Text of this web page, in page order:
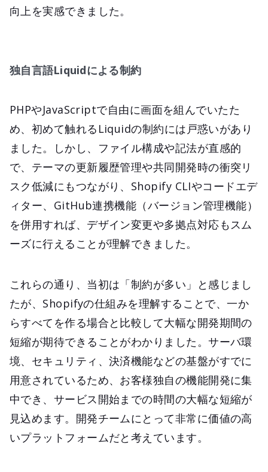
向上を実感できました。
独自言語Liquidによる制約
PHPやJavaScriptで自由に画面を組んでいたた
め、初めて触れるLiquidの制約には戸惑いがあり
ました。しかし、ファイル構成や記法が直感的
で、テーマの更新履歴管理や共同開発時の衝突リ
スク低減にもつながり、Shopify CLIやコードエデ
ィター、GitHub連携機能（バージョン管理機能）
を併用すれば、デザイン変更や多拠点対応もスム
ーズに行えることが理解できました。
これらの通り、当初は「制約が多い」と感じまし
たが、Shopifyの仕組みを理解することで、一か
らすべてを作る場合と比較して大幅な開発期間の
短縮が期待できることがわかりました。サーバ環
境、セキュリティ、決済機能などの基盤がすでに
用意されているため、お客様独自の機能開発に集
中でき、サービス開始までの時間の大幅な短縮が
見込めます。開発チームにとって非常に価値の高
いプラットフォームだと考えています。